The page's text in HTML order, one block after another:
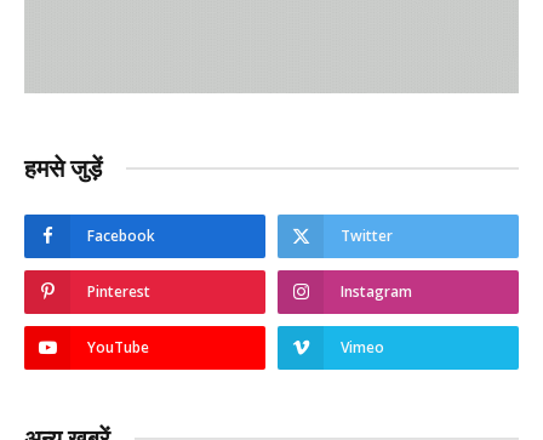
हमसे जुड़ें
Facebook Twitter
Pinterest Instagram
YouTube Vimeo